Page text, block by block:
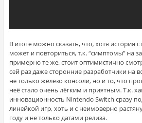
В итоге можно сказать, что, хотя история
может и повториться, т.к. “симптомы” на
примерно те же, стоит оптимистично
сей раз даже сторонние разработчики на
не только железо консоли, но и то, что
неё стало очень лёгким и приятным. Т.к.
инновационность Nintendo Switch сразу
линейкой игр, хоть и с неимоверно
году и не только датами релиза.